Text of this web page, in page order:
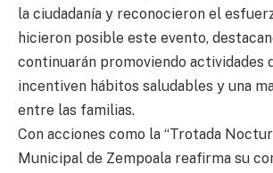
la ciudadanía y reconocieron el
hicieron posible este evento,
continuarán promoviendo actividades
incentiven hábitos saludables y una
entre las familias.
Con acciones como la “Trotada
Municipal de Zempoala reafirma su